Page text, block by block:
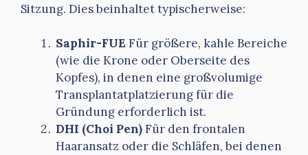
Sitzung. Dies beinhaltet typischerweise:
Saphir-FUE Für größere, kahle Bereiche
(wie die Krone oder Oberseite des
Kopfes), in denen eine großvolumige
Transplantatplatzierung für die
Gründung erforderlich ist.
DHI (Choi Pen)Für den frontalen
Haaransatz oder die Schläfen, bei denen